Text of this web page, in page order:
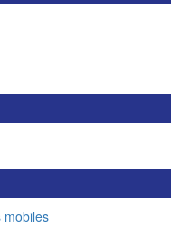
mobiles